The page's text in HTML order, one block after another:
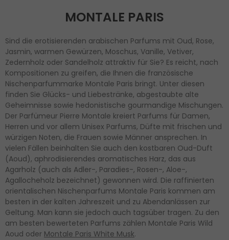
MONTALE PARIS
Sind die erotisierenden arabischen Parfums mit Oud, Rose,
Jasmin, warmen Gewürzen, Moschus, Vanille, Vetiver,
Zedernholz oder Sandelholz attraktiv für Sie? Es reicht, nach
Kompositionen zu greifen, die Ihnen die französische
Nischenparfummarke Montale Paris bringt. Unter diesen
finden Sie Glücks- und Liebestränke, abgestaubte alte
Geheimnisse sowie hedonistische gourmandige Mischungen.
Der Parfümeur Pierre Montale kreiert Parfums für Damen,
Herren und vor allem Unisex Parfums, Düfte mit frischen und
würzigen Noten, die Frauen sowie Männer ansprechen. In
vielen Fällen beinhalten Sie auch den kostbaren Oud-Duft
(Aoud), aphrodisierendes aromatisches Harz, das aus
Agarholz (auch als Adler-, Paradies-, Rosen-, Aloe-,
Agallocheholz bezeichnet) gewonnen wird. Die raffinierten
orientalischen Nischenparfums Montale Paris kommen am
besten in der kalten Jahreszeit und zu Abendanlässen zur
Geltung. Man kann sie jedoch auch tagsüber tragen. Zu den
am besten bewerteten Parfums zählen Montale Paris Wild
Aoud oder Montale Paris White Musk.